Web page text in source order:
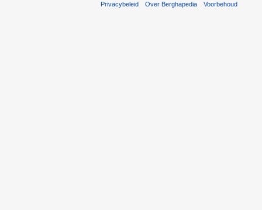
Privacybeleid Over Berghapedia Voorbehoud